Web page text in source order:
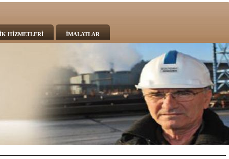
HİZMETLERİ İMALATLAR